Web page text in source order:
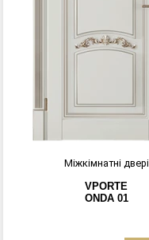
Міжкімнатні двері
VPORTE
ОNDA 01